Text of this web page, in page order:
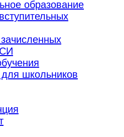
образование
школьников